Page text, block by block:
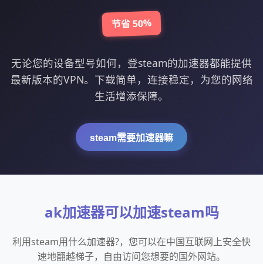
节省 50%
无论您的设备型号如何，登steam的加速器都能提供
最新版本的VPN。下载简单，连接稳定，为您的网络
生活增添保障。
steam需要加速器嘛
ak加速器可以加速steam吗
利用steam用什么加速器?，您可以在中国互联网上安全快
速地翻越梯子，自由访问您想要的国外网站。